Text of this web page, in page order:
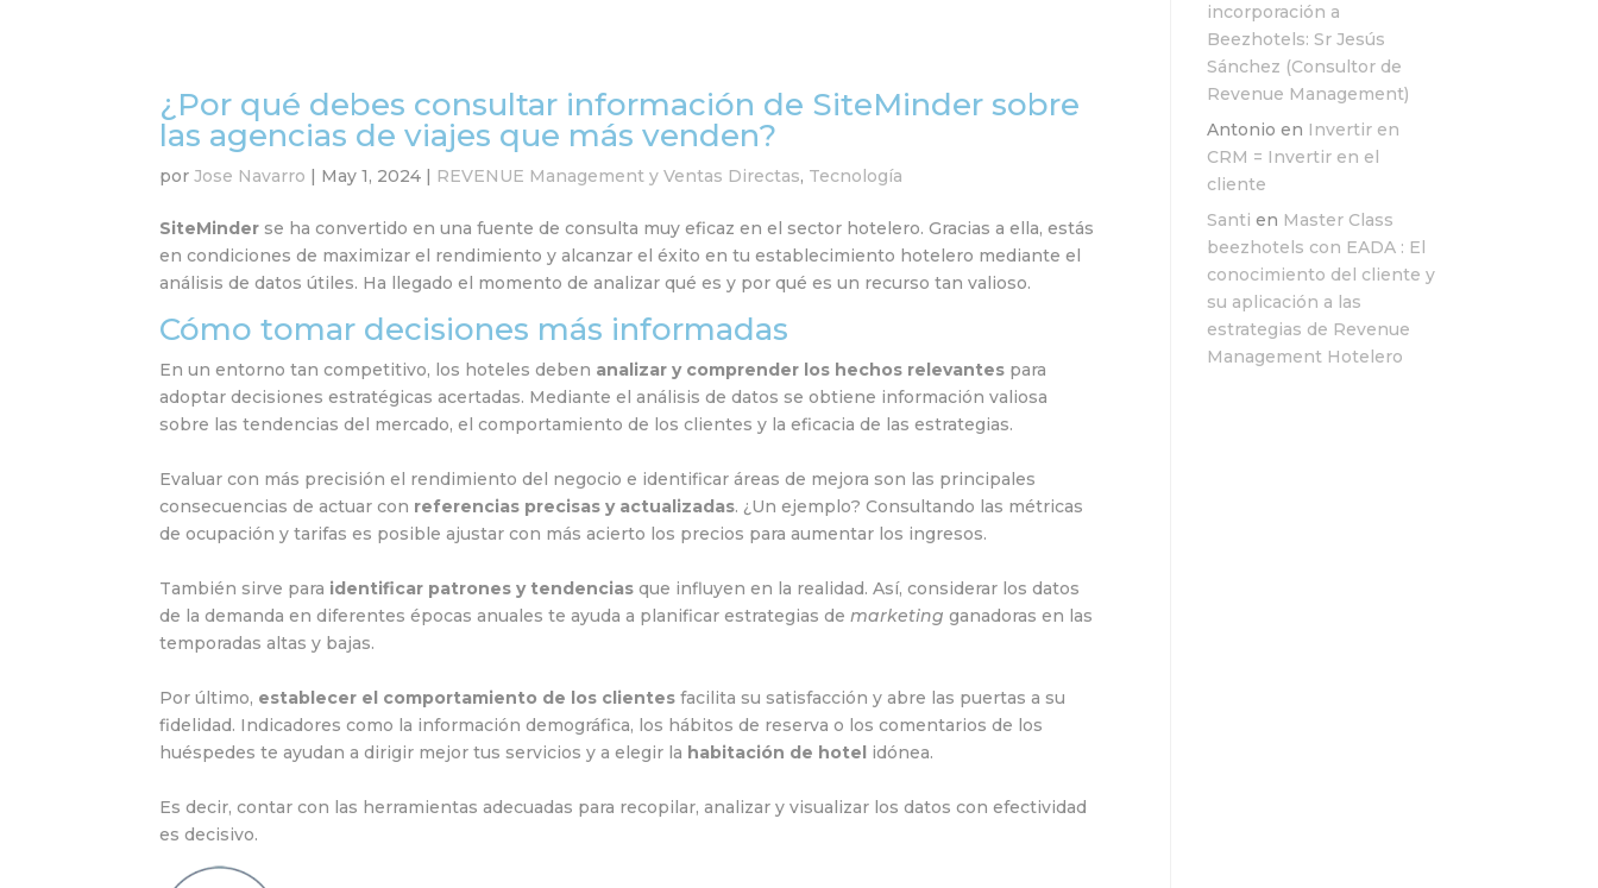
¿Por qué debes consultar información de SiteMinder sobre
las agencias de viajes que más venden?
porJose Navarro | May 1, 2024 | REVENUE Management y Ventas Directas, Tecnología
SiteMinder se ha convertido en una fuente de consulta muy eficaz en el sector hotelero. Gracias a ella, estás
en condiciones de maximizar el rendimiento y alcanzar el éxito en tu establecimiento hotelero mediante el
análisis de datos útiles. Ha llegado el momento de analizar qué es y por qué es un recurso tan valioso.
Cómo tomar decisiones más informadas
En un entorno tan competitivo, los hoteles deben analizar y comprender los hechos relevantes para
adoptar decisiones estratégicas acertadas. Mediante el análisis de datos se obtiene información valiosa
sobre las tendencias del mercado, el comportamiento de los clientes y la eficacia de las estrategias.
Evaluar con más precisión el rendimiento del negocio e identificar áreas de mejora son las principales
consecuencias de actuar con referencias precisas y actualizadas. ¿Un ejemplo? Consultando las métricas
de ocupación y tarifas es posible ajustar con más acierto los precios para aumentar los ingresos.
También sirve para identificar patrones y tendencias que influyen en la realidad. Así, considerar los datos
de la demanda en diferentes épocas anuales te ayuda a planificar estrategias demarketing ganadoras en las
temporadas altas y bajas.
Por último, establecer el comportamiento de los clientes facilita su satisfacción y abre las puertas a su
fidelidad. Indicadores como la información demográfica, los hábitos de reserva o los comentarios de los
huéspedes te ayudan a dirigir mejor tus servicios y a elegir la habitación de hotel idónea.
Es decir, contar con las herramientas adecuadas para recopilar, analizar y visualizar los datos con efectividad
es decisivo.
incorporación a
Beezhotels: Sr Jesús
Sánchez (Consultor de
Revenue Management)
Antonio en Invertir en
CRM = Invertir en el
cliente
Santi en Master Class
beezhotels con EADA : El
conocimiento del cliente y
su aplicación a las
estrategias de Revenue
Management Hotelero